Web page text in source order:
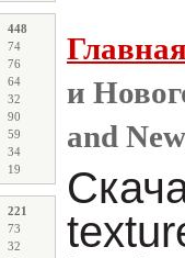
448
74
76
64
32
90
59
34
19
221
73
32
и
and